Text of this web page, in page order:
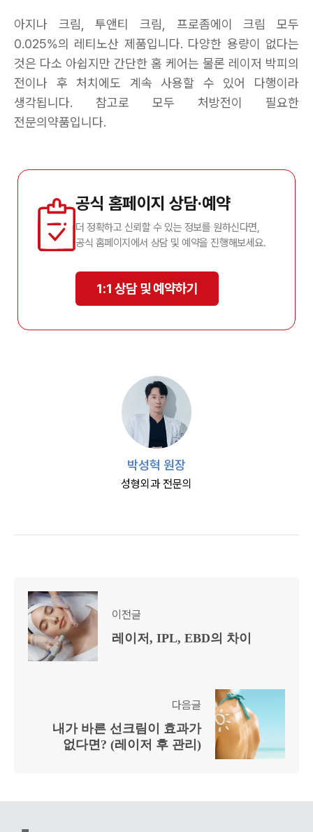
아지나 크림, 투앤티 크림, 프로좀에이 크림 모두
0.025%의 레티노산 제품입니다. 다양한 용량이 없다는
것은 다소 아쉽지만 간단한 홈 케어는 물론 레이저 박피의
전이나 후 처치에도 계속 사용할 수 있어 다행이라
생각됩니다. 참고로 모두 처방전이 필요한
전문의약품입니다.
공식 홈페이지 상담·예약
더 정확하고 신뢰할 수 있는 정보를 원하신다면,
공식 홈페이지에서 상담 및 예약을 진행해보세요.
1:1 상담 및 예약하기
박성혁 원장
성형외과 전문의
이전글
레이저, IPL, EBD의 차이
다음글
내가 바른 선크림이 효과가
없다면? (레이저 후 관리)